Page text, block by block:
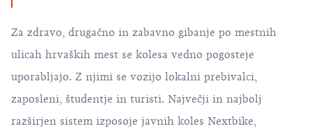
Za zdravo, drugačno in zabavno gibanje po mestnih
ulicah hrvaških mest se kolesa vedno pogosteje
uporabljajo. Z njimi se vozijo lokalni prebivalci,
zaposleni, študentje in turisti. Največji in najbolj
razširjen sistem izposoje javnih koles Nextbike,